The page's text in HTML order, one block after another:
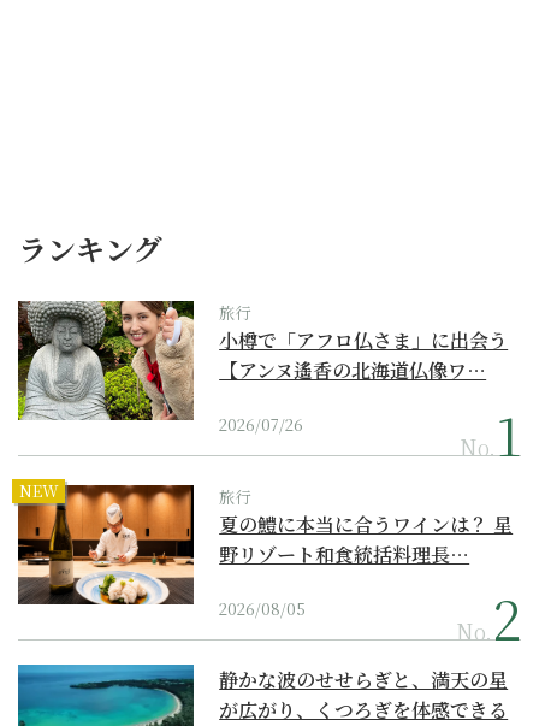
ランキング
旅行
小樽で「アフロ仏さま」に出会う
【アンヌ遙香の北海道仏像ワ…
2026/07/26
No.
NEW 旅行
夏の鱧に本当に合うワインは？ 星
野リゾート和食統括料理長…
2026/08/05
No.
静かな波のせせらぎと、満天の星
が広がり、くつろぎを体感できる